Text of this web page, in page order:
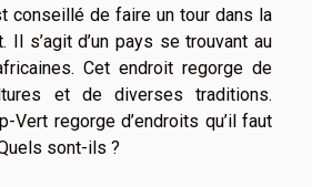
conseillé de faire un tour dans la
Il s’agit d’un pays se trouvant au
Cet endroit regorge de
et de diverses traditions.
Vert regorge d’endroits qu’il faut
sont-ils ?